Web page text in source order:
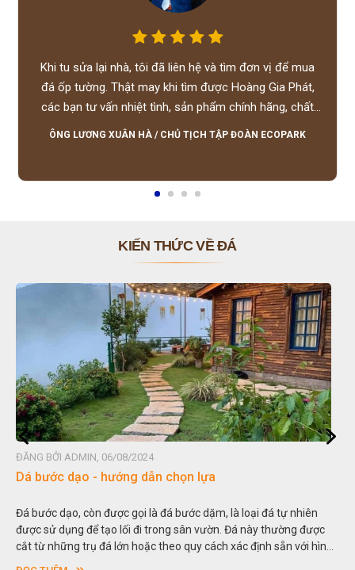
Khi tu sửa lại nhà, tôi đã liên hệ và tìm đơn vị để mua
đá ốp tường. Thật may khi tìm được Hoàng Gia Phát,
các bạn tư vấn nhiệt tình, sản phẩm chính hãng, chất
lượng tốt, giá hợp lý, hỗ trợ tận tình.
ÔNG LƯƠNG XUÂN HÀ / CHỦ TỊCH TẬP ĐOÀN ECOPARK
KIẾN THỨC VỀ ĐÁ
06/08/2024
- hướng dẫn chọn lựa
còn được gọi là đá bước dặm, là loại đá tự nhiên
để tạo lối đi trong sân vườn. Đá này thường được
trụ đá lớn hoặc theo quy cách xác định sẵn với hình
chữ nhật và có độ dày khác nhau.
Hòn non bộ
thu nhỏ, đưa
trong các